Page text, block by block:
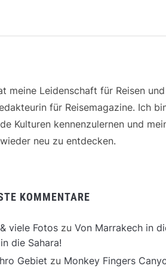
meine Leidenschaft für Reisen
für Reisemagazine. Ich
Kulturen kennenzulernen und
neu zu entdecken.
KOMMENTARE
viele Fotos zu Von Marrakech in
in die Sahara!
Gebiet zu Monkey Fingers